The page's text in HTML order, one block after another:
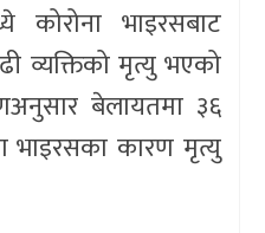
कोरोना भाइरसबाट
व्यक्तिको मृत्यु भएको
बेलायतमा ३६
भाइरसका कारण मृत्यु